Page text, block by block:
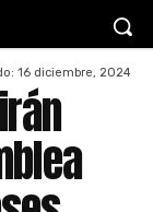
16 diciembre, 2024